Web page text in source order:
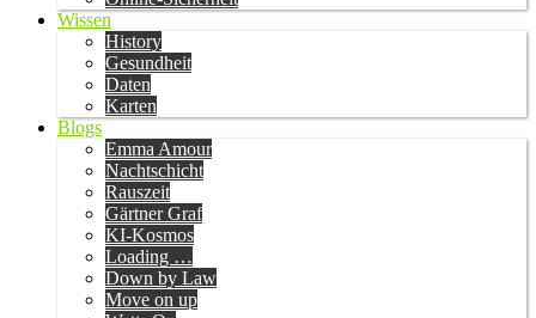
Wissen
History
Gesundheit
Daten
Karten
Blogs
Emma Amour
Nachtschicht
Rauszeit
Gärtner Graf
KI-Kosmos
Loading …
Down by Law
Move on up